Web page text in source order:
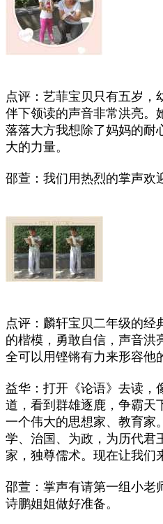
点评：艺菲宝贝只有五岁，
伴下领读的声音非常洪亮。
落落大方我想除了妈妈的耐
大的力量。
邵萱：我们用热烈的掌声欢
点评：麟轩宝贝二年级的经
的楷模，勇敢自信，声音洪
全可以用铿锵有力来形容他
益华：打开《论语》去读，
道，看到群雄逐鹿，争霸天
一个伟大的思想家、教育家
学、治国、为政，为历代君
家，独尊儒术。现在让我们
邵萱：掌声有请第一组小老
诗鹏姐姐做好准备。